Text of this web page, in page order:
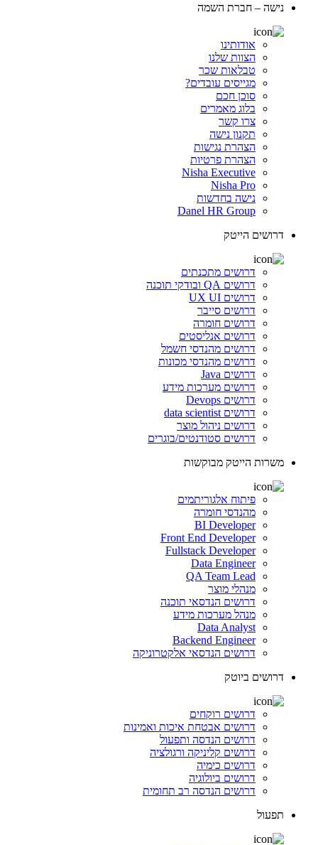
נישה – חברת השמה
אודותינו
הצוות שלנו
טבלאות שכר
מגייסים עובדים?
סוכן חכם
בלוג מאמרים
צרו קשר
תקנון נישה
הצהרת נגישות
הצהרת פרטיות
Nisha Executive
Nisha Pro
נישה בחדשות
Danel HR Group
דרושים הייטק
דרושים מתכנתים
דרושים QA ובודקי תוכנה
דרושים UX UI
דרושים סייבר
דרושים חומרה
דרושים אנליסטים
דרושים מהנדסי חשמל
דרושים מהנדסי מכונות
דרושים Java
דרושים מערכות מידע
דרושים Devops
דרושים data scientist
דרושים ניהול מוצר
דרושים סטודנטים/בוגרים
משרות הייטק מבוקשות
פיתוח אלגוריתמים
מהנדסי חומרה
BI Developer
Front End Developer
Fullstack Developer
Data Engineer
QA Team Lead
מנהלי מוצר
דרושים הנדסאי תוכנה
מנהל מערכות מידע
Data Analyst
Backend Engineer
דרושים הנדסאי אלקטרוניקה
דרושים ביוטק
דרושים רוקחים
דרושים אבטחת איכות ואמינות
דרושים הנדסה ותפעול
דרושים קליניקה ורגולציה
דרושים כימיה
דרושים ביולוגיה
דרושים הנדסה רב תחומית
תפעול